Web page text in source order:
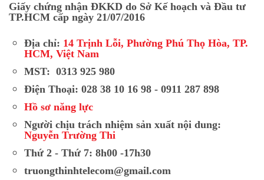
Giấy chứng nhận ĐKKD do Sở Kế hoạch và Đầu tư
TP.HCM cấp ngày 21/07/2016
Địa chỉ: 14 Trịnh Lỗi, Phường Phú Thọ Hòa, TP.
HCM, Việt Nam
MST: 0313 925 980
Điện Thoại: 028 38 10 16 98 - 0911 287 898
Hồ sơ năng lực
Người chịu trách nhiệm sản xuất nội dung:
Nguyễn Trường Thi
Thứ 2 - Thứ 7: 8h00 -17h30
truongthinhtelecom@gmail.com